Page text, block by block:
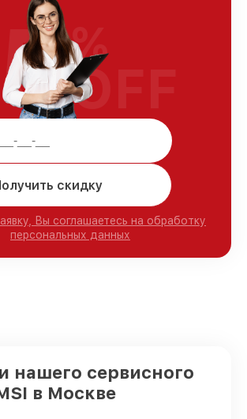
скидку
Вы соглашаетесь на обработку
персональных данных
%
OFF
нашего сервисного
в Москве